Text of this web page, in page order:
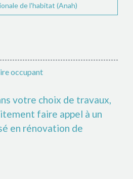
de l'habitat (Anah)
occupant
votre choix de travaux,
faire appel à un
en rénovation de